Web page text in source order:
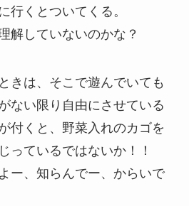
行くとついてくる。
解していないのかな？
きは、そこで遊んでいても
ない限り自由にさせている
付くと、野菜入れのカゴを
っているではないか！！
ー、知らんでー、からいで